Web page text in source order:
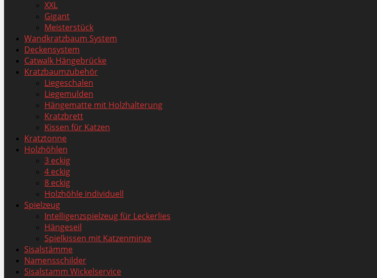
XXL
Gigant
Meisterstück
Wandkratzbaum System
Deckensystem
Catwalk Hängebrücke
Kratzbaumzubehör
Liegeschalen
Liegemulden
Hängematte mit Holzhalterung
Kratzbrett
Kissen für Katzen
Kratztonne
Holzhöhlen
3 eckig
4 eckig
8 eckig
Holzhöhle individuell
Spielzeug
Intelligenzspielzeug für Leckerlies
Hängeseil
Spielkissen mit Katzenminze
Sisalstämme
Namensschilder
Sisalstamm Wickelservice